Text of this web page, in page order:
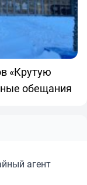
«Крутую
обещания
агент